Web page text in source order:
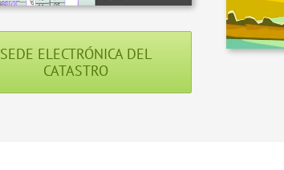
SEDE ELECTRÓNICA DEL
CATASTRO